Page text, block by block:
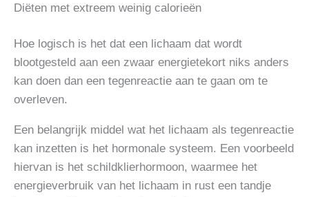
Diëten met extreem weinig calorieën
Hoe logisch is het dat een lichaam dat wordt
blootgesteld aan een zwaar energietekort niks anders
kan doen dan een tegenreactie aan te gaan om te
overleven.
Een belangrijk middel wat het lichaam als tegenreactie
kan inzetten is het hormonale systeem. Een voorbeeld
hiervan is het schildklierhormoon, waarmee het
energieverbruik van het lichaam in rust een tandje